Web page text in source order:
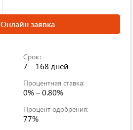
Онлайн заявка
Срок:
7 – 168 дней
Процентная ставка:
0% – 0.80%
Процент одобрения:
77%